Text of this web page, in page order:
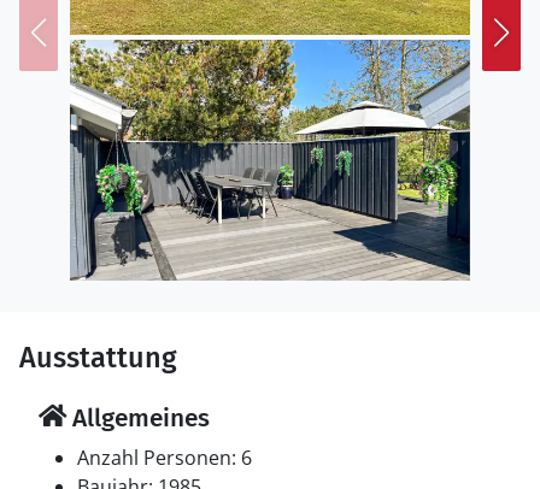
aufeinandertreffen, bieten sich an.
Einkaufsmöglichkeiten, Restaurants, Wander- und
Radwege sowie zahlreiche Freizeitangebote befinden
sich in der näheren Umgebung.
Ausstattung
Allgemeines
Anzahl Personen: 6